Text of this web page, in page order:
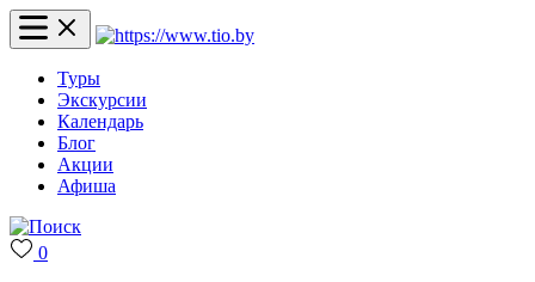
Туры
Экскурсии
Календарь
Блог
Акции
Афиша
0